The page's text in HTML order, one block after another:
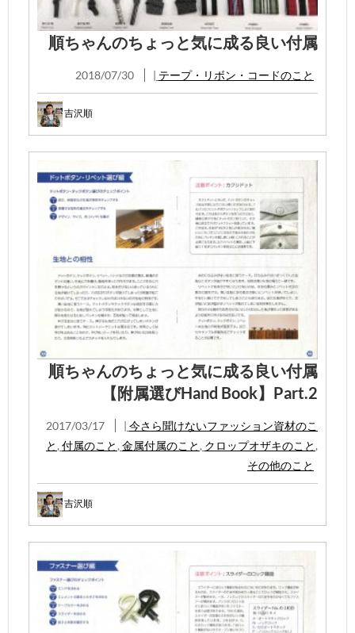
順ちゃんのちょっと気に成る良い付属
2018/07/30 | テープ・リボン・コードのこと
吉沢順
順ちゃんのちょっと気に成る良い付属
【附属選びHand Book】Part.2
2017/03/17 | 今さら聞けないファッション資材のこ
と , 付属のこと , 金属付属のこと , クロップオザキのこと ,
その他のこと
吉沢順